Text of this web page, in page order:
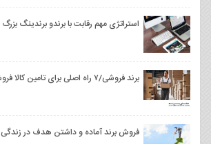
استراتژی مهم رقابت با برندو برندینگ بزرگ
برند فروشی/۷ راه اصلی برای تامین کالا فروشگاه اینترنتی
فروش برند آماده و داشتن هدف در زندگی